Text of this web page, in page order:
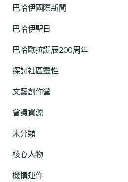
巴哈伊國際新聞
巴哈伊聖日
巴哈歐拉誕辰200周年
探討社區靈性
文藝創作營
會議資源
未分類
核心人物
機構運作